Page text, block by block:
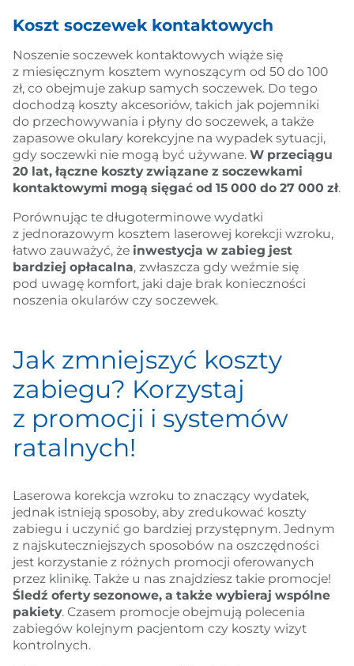
Koszt soczewek kontaktowych
Noszenie soczewek kontaktowych wiąże się
z miesięcznym kosztem wynoszącym od 50 do 100
zł, co obejmuje zakup samych soczewek. Do tego
dochodzą koszty akcesoriów, takich jak pojemniki
do przechowywania i płyny do soczewek, a także
zapasowe okulary korekcyjne na wypadek sytuacji,
gdy soczewki nie mogą być używane. W przeciągu
20 lat, łączne koszty związane z soczewkami
kontaktowymi mogą sięgać od 15 000 do 27 000 zł.
Porównując te długoterminowe wydatki
z jednorazowym kosztem laserowej korekcji wzroku,
łatwo zauważyć, że inwestycja w zabieg jest
bardziej opłacalna, zwłaszcza gdy weźmie się
pod uwagę komfort, jaki daje brak konieczności
noszenia okularów czy soczewek.
Jak zmniejszyć koszty
zabiegu? Korzystaj
z promocji i systemów
ratalnych!
Laserowa korekcja wzroku to znaczący wydatek,
jednak istnieją sposoby, aby zredukować koszty
zabiegu i uczynić go bardziej przystępnym. Jednym
z najskuteczniejszych sposobów na oszczędności
jest korzystanie z różnych promocji oferowanych
przez klinikę. Także u nas znajdziesz takie promocje!
Śledź oferty sezonowe, a także wybieraj wspólne
pakiety. Czasem promocje obejmują polecenia
zabiegów kolejnym pacjentom czy koszty wizyt
kontrolnych.